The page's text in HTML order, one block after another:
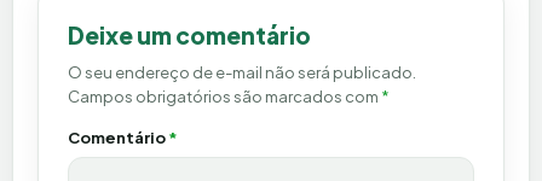
Deixe um comentário
O seu endereço de e-mail não será publicado.
Campos obrigatórios são marcados com *
Comentário*